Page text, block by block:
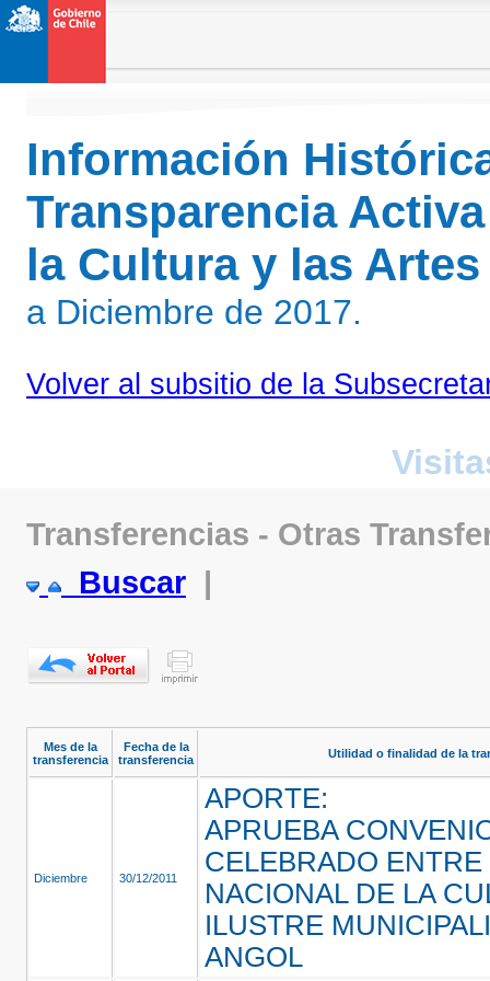
Información
Transparencia
la Cultura y las Artes
a Diciembre de 2017.
Volver al subsitio de la
Transferencias - Otras
Buscar |
Mes de la
transferencia
Fecha de la
transferencia
Utilidad o finalidad de la
Diciembre 30/12/2011
APORTE:
APRUEBA
CELEBRADO
NACIONAL DE LA
ILUSTRE
ANGOL